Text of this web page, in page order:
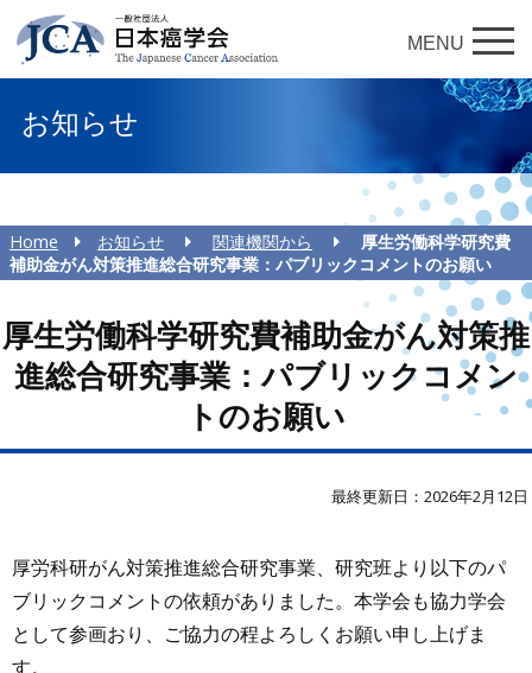
MENU
お知らせ
Home お知らせ 関連機関から
厚生労働科学研究費
補助金がん対策推進総合研究事業：パブリックコメントのお願い
厚生労働科学研究費補助金がん対策推
進総合研究事業：パブリックコメン
トのお願い
最終更新日：2026年2月12日
厚労科研がん対策推進総合研究事業、研究班より以下のパ
ブリックコメントの依頼がありました。本学会も協力学会
として参画おり、ご協力の程よろしくお願い申し上げま
す。